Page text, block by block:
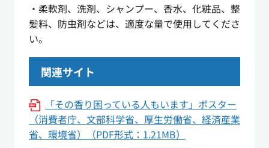
・柔軟剤、洗剤、シャンプー、香水、化粧品、整
髪料、防虫剤などは、適度な量で使用してくださ
い。
関連サイト
「その香り困っている人もいます」ポスター
（消費者庁、文部科学省、厚生労働省、経済産業
省、環境省）（PDF形式：1.21MB）